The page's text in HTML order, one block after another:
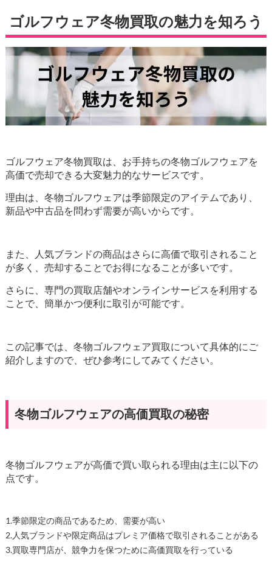
ゴルフウェア冬物買取の魅力を知ろう
ゴルフウェア冬物買取は、お手持ちの冬物ゴルフウェアを
高価で売却できる大変魅力的なサービスです。
理由は、冬物ゴルフウェアは季節限定のアイテムであり、
新品や中古品を問わず需要が高いからです。
また、人気ブランドの商品はさらに高価で取引されること
が多く、売却することでお得になることが多いです。
さらに、専門の買取店舗やオンラインサービスを利用する
ことで、簡単かつ便利に取引が可能です。
この記事では、冬物ゴルフウェア買取について具体的にご
紹介しますので、ぜひ参考にしてみてください。
冬物ゴルフウェアの高価買取の秘密
冬物ゴルフウェアが高価で買い取られる理由は主に以下の
点です。
1.季節限定の商品であるため、需要が高い
2.人気ブランドや限定商品はプレミア価格で取引されることがある
3.買取専門店が、競争力を保つために高価買取を行っている